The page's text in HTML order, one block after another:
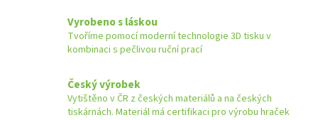
Vyrobeno s láskou
Tvoříme pomocí moderní technologie 3D tisku v
kombinaci s pečlivou ruční prací
Český výrobek
Vytištěno v ČR z českých materiálů a na českých
tiskárnách. Materiál má certifikaci pro výrobu hraček